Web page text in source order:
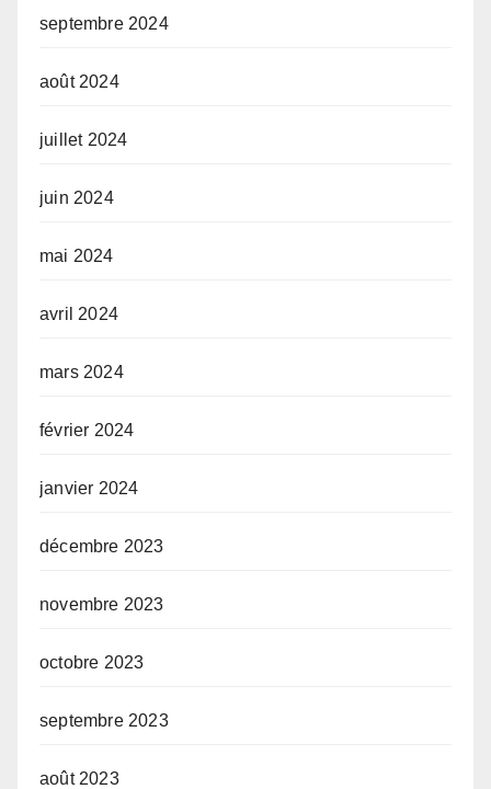
septembre 2024
août 2024
juillet 2024
juin 2024
mai 2024
avril 2024
mars 2024
février 2024
janvier 2024
décembre 2023
novembre 2023
octobre 2023
septembre 2023
août 2023